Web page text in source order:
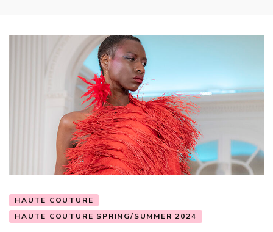
HAUTE COUTURE
HAUTE COUTURE SPRING/SUMMER 2024